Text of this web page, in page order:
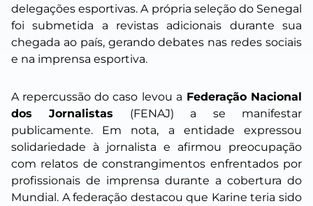
delegações esportivas. A própria seleção do Senegal
foi submetida a revistas adicionais durante sua
chegada ao país, gerando debates nas redes sociais
e na imprensa esportiva.
A repercussão do caso levou a Federação Nacional
dos Jornalistas (FENAJ) a se manifestar
publicamente. Em nota, a entidade expressou
solidariedade à jornalista e afirmou preocupação
com relatos de constrangimentos enfrentados por
profissionais de imprensa durante a cobertura do
Mundial. A federação destacou que Karine teria sido